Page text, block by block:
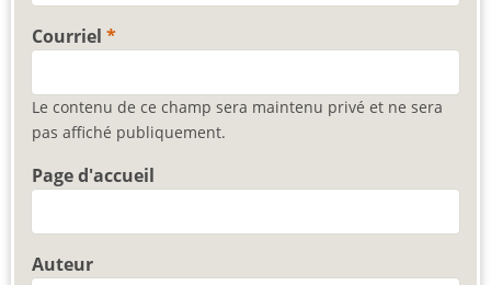
Courriel
Le contenu de ce champ sera maintenu privé et ne sera
pas affiché publiquement.
Page d'accueil
Auteur